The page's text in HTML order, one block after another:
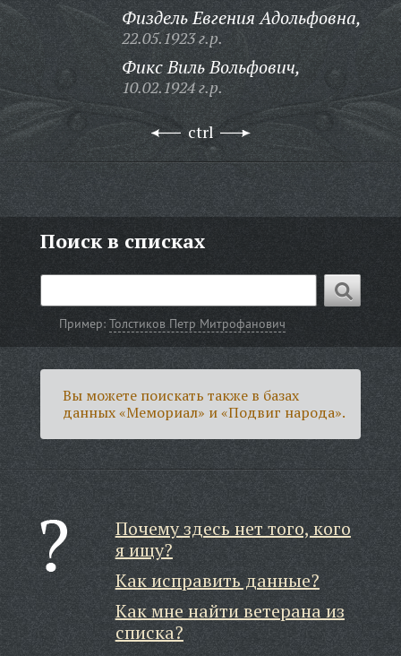
Физдель Евгения Адольфовна,
22.05.1923 г.р.
Фикс Виль Вольфович,
10.02.1924 г.р.
ctrl
Поиск в списках
Пример:Толстиков Петр Митрофанович
Вы можете поискать также в базах
данных «Мемориал» и «Подвиг народа».
Почему здесь нет того, кого
я ищу?
Как исправить данные?
Как мне найти ветерана из
списка?